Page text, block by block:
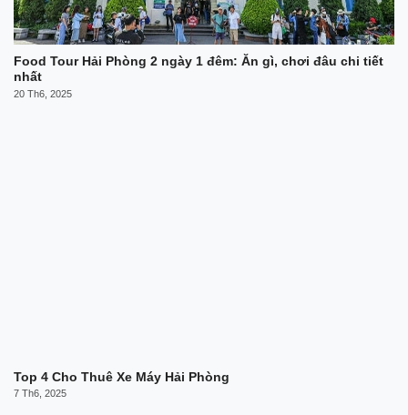
Food Tour Hải Phòng 2 ngày 1 đêm: Ăn gì, chơi đâu chi tiết
nhất
20 Th6, 2025
Top 4 Cho Thuê Xe Máy Hải Phòng
7 Th6, 2025